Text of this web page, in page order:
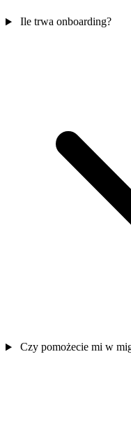
Ile trwa onboarding?
Czy pomożecie mi w